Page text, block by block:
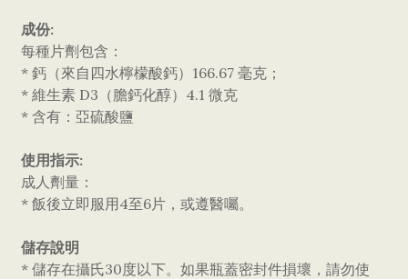
成份:
每種片劑包含：
* 鈣（來自四水檸檬酸鈣）166.67 毫克；
* 維生素 D3（膽鈣化醇）4.1 微克
* 含有：亞硫酸鹽
使用指示:
成人劑量：
* 飯後立即服用4至6片，或遵醫囑。
儲存說明
* 儲存在攝氏30度以下。如果瓶蓋密封件損壞，請勿使